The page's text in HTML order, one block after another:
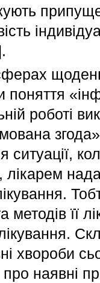
поняття
роботі
ситуації,
лікарем
методів її
хвороби
наявні